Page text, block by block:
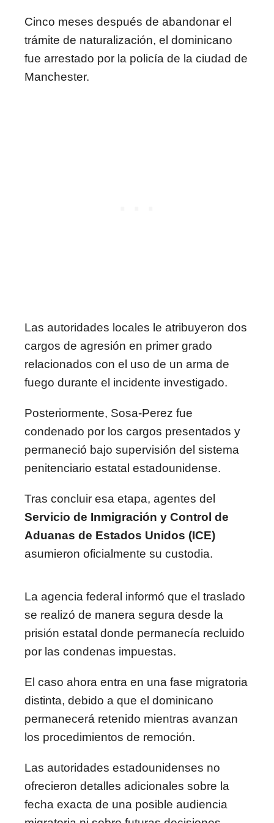
Cinco meses después de abandonar el
trámite de naturalización, el dominicano
fue arrestado por la policía de la ciudad de
Manchester.
Las autoridades locales le atribuyeron dos
cargos de agresión en primer grado
relacionados con el uso de un arma de
fuego durante el incidente investigado.
Posteriormente, Sosa-Perez fue
condenado por los cargos presentados y
permaneció bajo supervisión del sistema
penitenciario estatal estadounidense.
Tras concluir esa etapa, agentes del
Servicio de Inmigración y Control de
Aduanas de Estados Unidos (ICE)
asumieron oficialmente su custodia.
La agencia federal informó que el traslado
se realizó de manera segura desde la
prisión estatal donde permanecía recluido
por las condenas impuestas.
El caso ahora entra en una fase migratoria
distinta, debido a que el dominicano
permanecerá retenido mientras avanzan
los procedimientos de remoción.
Las autoridades estadounidenses no
ofrecieron detalles adicionales sobre la
fecha exacta de una posible audiencia